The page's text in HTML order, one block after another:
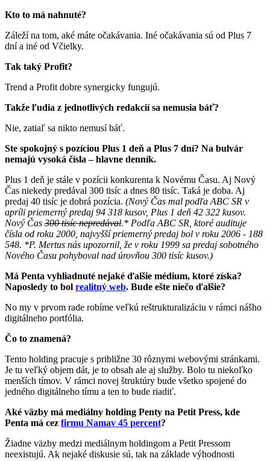
Kto to má nahnuté?
Záleží na tom, aké máte očakávania. Iné očakávania sú od Plus 7
dní a iné od Včielky.
Tak taký Profit?
Trend a Profit dobre synergicky fungujú.
Takže ľudia z jednotlivých redakcií sa nemusia báť?
Nie, zatiaľ sa nikto nemusí báť.
Ste spokojný s pozíciou Plus 1 deň a Plus 7 dní? Na bulvár
nemajú vysoká čísla – hlavne denník.
Plus 1 deň je stále v pozícii konkurenta k Novému Času. Aj Nový
Čas niekedy predával 300 tisíc a dnes 80 tisíc. Taká je doba. Aj
predaj 40 tisíc je dobrá pozícia. (Nový Čas mal podľa ABC SR v
apríli priemerný predaj 94 318 kusov, Plus 1 deň 42 322 kusov.
Nový Čas 300 tisíc nepredával.* Podľa ABC SR, ktoré audituje
čísla od roku 2000, najvyšší priemerný predaj bol v roku 2006 - 188
548. *P. Mertus nás upozornil, že v roku 1999 sa predaj sobotného
Nového Času pohyboval nad úrovňou 300 tisíc kusov.)
Má Penta vyhliadnuté nejaké ďalšie médium, ktoré získa?
Naposledy to bol realitný web. Bude ešte niečo ďalšie?
No my v prvom rade robíme veľkú reštrukturalizáciu v rámci nášho
digitálneho portfólia.
Čo to znamená?
Tento holding pracuje s približne 30 rôznymi webovými stránkami.
Je tu veľký objem dát, je to obsah ale aj služby. Bolo tu niekoľko
menších tímov. V rámci novej štruktúry bude všetko spojené do
jedného digitálneho tímu a ten to bude riadiť.
Aké väzby má mediálny holding Penty na Petit Press, kde
Penta má cez firmu Namav 45 percent?
Žiadne väzby medzi mediálnym holdingom a Petit Pressom
neexistujú. Ak nejaké diskusie sú, tak na základe výhodnosti